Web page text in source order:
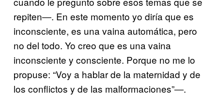
repiten―. En este momento yo diría que es
inconsciente, es una vaina automática, pero
no del todo. Yo creo que es una vaina
inconsciente y consciente. Porque no me lo
propuse: “Voy a hablar de la maternidad y de
los conflictos y de las malformaciones”―.